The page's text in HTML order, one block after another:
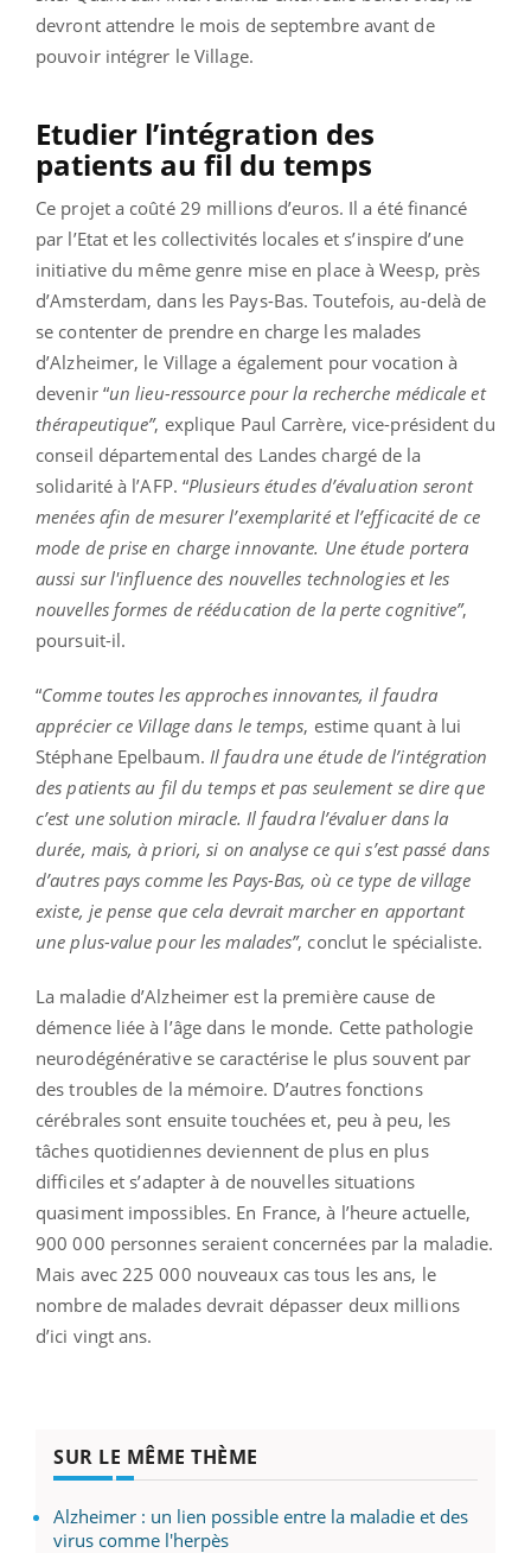
devront attendre le mois de septembre avant de
pouvoir intégrer le Village.
Etudier l’intégration des
patients au fil du temps
Ce projet a coûté 29 millions d’euros. Il a été financé
par l’Etat et les collectivités locales et s’inspire d’une
initiative du même genre mise en place à Weesp, près
d’Amsterdam, dans les Pays-Bas. Toutefois, au-delà de
se contenter de prendre en charge les malades
d’Alzheimer, le Village a également pour vocation à
devenir “un lieu-ressource pour la recherche médicale et
thérapeutique”, explique Paul Carrère, vice-président du
conseil départemental des Landes chargé de la
solidarité à l’AFP. “Plusieurs études d’évaluation seront
menées afin de mesurer l’exemplarité et l’efficacité de ce
mode de prise en charge innovante. Une étude portera
aussi sur l'influence des nouvelles technologies et les
nouvelles formes de rééducation de la perte cognitive”,
poursuit-il.
“Comme toutes les approches innovantes, il faudra
apprécier ce Village dans le temps, estime quant à lui
Stéphane Epelbaum. Il faudra une étude de l’intégration
des patients au fil du temps et pas seulement se dire que
c’est une solution miracle. Il faudra l’évaluer dans la
durée, mais, à priori, si on analyse ce qui s’est passé dans
d’autres pays comme les Pays-Bas, où ce type de village
existe, je pense que cela devrait marcher en apportant
une plus-value pour les malades”, conclut le spécialiste.
La maladie d’Alzheimer est la première cause de
démence liée à l’âge dans le monde. Cette pathologie
neurodégénérative se caractérise le plus souvent par
des troubles de la mémoire. D’autres fonctions
cérébrales sont ensuite touchées et, peu à peu, les
tâches quotidiennes deviennent de plus en plus
difficiles et s’adapter à de nouvelles situations
quasiment impossibles. En France, à l’heure actuelle,
900 000 personnes seraient concernées par la maladie.
Mais avec 225 000 nouveaux cas tous les ans, le
nombre de malades devrait dépasser deux millions
d’ici vingt ans.
SUR LE MÊME THÈME
Alzheimer : un lien possible entre la maladie et des
virus comme l'herpès